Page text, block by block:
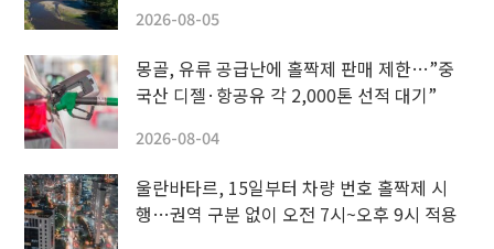
2026-08-05
몽골, 유류 공급난에 홀짝제 판매 제한…”중
국산 디젤·항공유 각 2,000톤 선적 대기”
2026-08-04
울란바타르, 15일부터 차량 번호 홀짝제 시
행…권역 구분 없이 오전 7시~오후 9시 적용